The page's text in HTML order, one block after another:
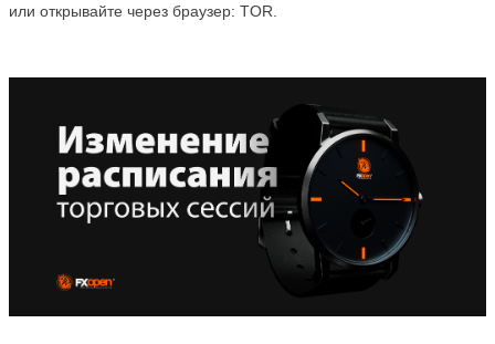
или открывайте через браузер: TOR.